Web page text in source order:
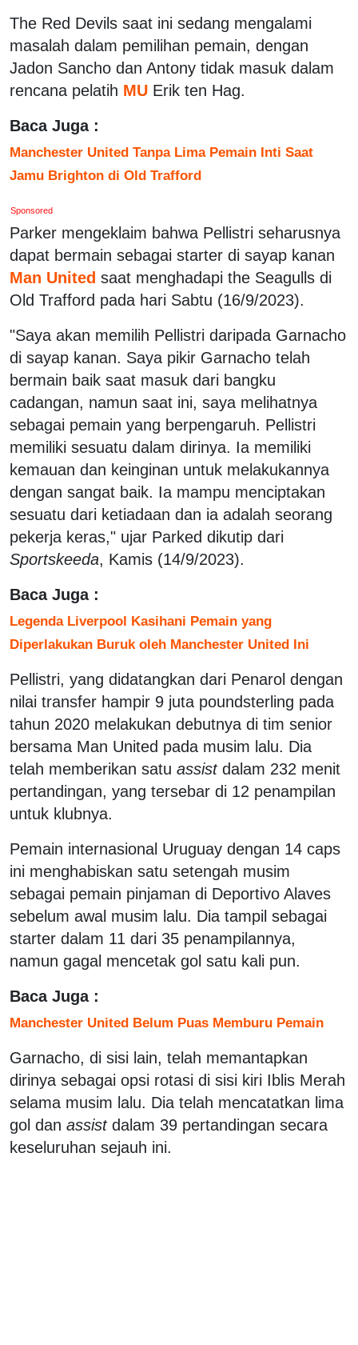
The Red Devils saat ini sedang mengalami
masalah dalam pemilihan pemain, dengan
Jadon Sancho dan Antony tidak masuk dalam
rencana pelatih MU Erik ten Hag.
Baca Juga :
Manchester United Tanpa Lima Pemain Inti Saat
Jamu Brighton di Old Trafford
Sponsored
Parker mengeklaim bahwa Pellistri seharusnya
dapat bermain sebagai starter di sayap kanan
Man United saat menghadapi the Seagulls di
Old Trafford pada hari Sabtu (16/9/2023).
"Saya akan memilih Pellistri daripada Garnacho
di sayap kanan. Saya pikir Garnacho telah
bermain baik saat masuk dari bangku
cadangan, namun saat ini, saya melihatnya
sebagai pemain yang berpengaruh. Pellistri
memiliki sesuatu dalam dirinya. Ia memiliki
kemauan dan keinginan untuk melakukannya
dengan sangat baik. Ia mampu menciptakan
sesuatu dari ketiadaan dan ia adalah seorang
pekerja keras," ujar Parked dikutip dari
Sportskeeda, Kamis (14/9/2023).
Baca Juga :
Legenda Liverpool Kasihani Pemain yang
Diperlakukan Buruk oleh Manchester United Ini
Pellistri, yang didatangkan dari Penarol dengan
nilai transfer hampir 9 juta poundsterling pada
tahun 2020 melakukan debutnya di tim senior
bersama Man United pada musim lalu. Dia
telah memberikan satu assistdalam 232 menit
pertandingan, yang tersebar di 12 penampilan
untuk klubnya.
Pemain internasional Uruguay dengan 14 caps
ini menghabiskan satu setengah musim
sebagai pemain pinjaman di Deportivo Alaves
sebelum awal musim lalu. Dia tampil sebagai
starter dalam 11 dari 35 penampilannya,
namun gagal mencetak gol satu kali pun.
Baca Juga :
Manchester United Belum Puas Memburu Pemain
Garnacho, di sisi lain, telah memantapkan
dirinya sebagai opsi rotasi di sisi kiri Iblis Merah
selama musim lalu. Dia telah mencatatkan lima
gol dan assistdalam 39 pertandingan secara
keseluruhan sejauh ini.